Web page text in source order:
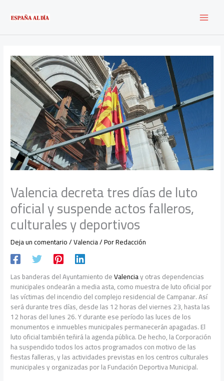
contenido
Valencia decreta tres días de luto
oficial y suspende actos falleros,
culturales y deportivos
Deja un comentario/Valencia/ PorRedacción
Las banderas del Ayuntamiento deValenciay otras dependencias
municipales ondearán a media asta, como muestra de luto oficial por
las víctimas del incendio del complejo residencial de Campanar. Así
será durante tres días, desde las 12 horas del viernes 23, hasta las
12 horas del lunes 26. Y durante ese período las luces de los
monumentos e inmuebles municipales permanecerán apagadas. El
luto oficial también teñirá la agenda pública. De hecho, la Corporación
ha suspendido todos los actos programados con motivo de las
fiestas falleras, y las actividades previstas en los centros culturales
municipales y organizadas por la Fundación Deportiva Municipal.